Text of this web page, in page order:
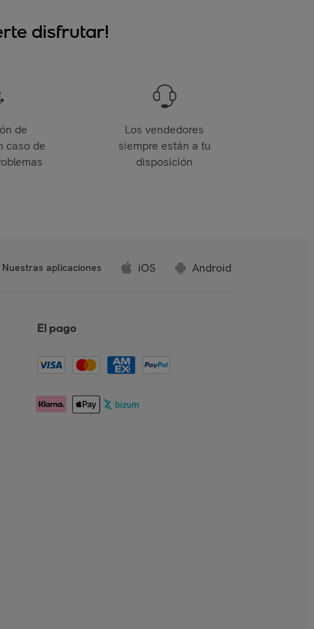
disfrutar!
de
caso de
Los vendedores
siempre están a tu
disposición
Nuestras aplicaciones iOS Android
El pago